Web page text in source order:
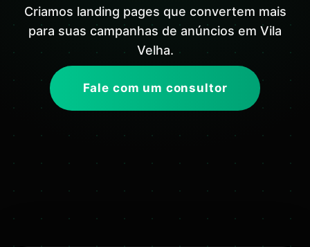
Criamos landing pages que convertem mais
para suas campanhas de anúncios em Vila
Velha.
Fale com um consultor